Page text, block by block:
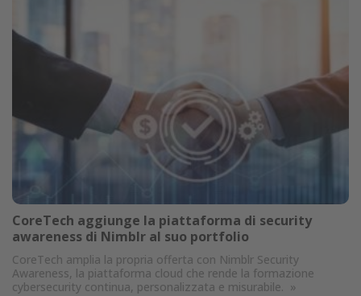
CoreTech aggiunge la piattaforma di security
awareness di Nimblr al suo portfolio
CoreTech amplia la propria offerta con Nimblr Security
Awareness, la piattaforma cloud che rende la formazione
cybersecurity continua, personalizzata e misurabile. »